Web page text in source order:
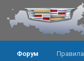
Форум Правила